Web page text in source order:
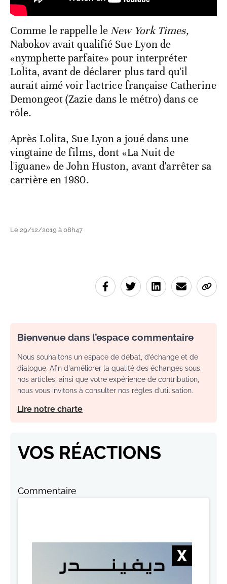
Comme le rappelle le New York Times,
Nabokov avait qualifié Sue Lyon de
«nymphette parfaite» pour interpréter
Lolita, avant de déclarer plus tard qu'il
aurait aimé voir l'actrice française Catherine
Demongeot (Zazie dans le métro) dans ce
rôle.
Après Lolita, Sue Lyon a joué dans une
vingtaine de films, dont «La Nuit de
l'iguane» de John Huston, avant d'arrêter sa
carrière en 1980.
Le 29/12/2019 à 08h47
Bienvenue dans l’espace commentaire
Nous souhaitons un espace de débat, d’échange et de
dialogue. Afin d'améliorer la qualité des échanges sous
nos articles, ainsi que votre expérience de contribution,
nous vous invitons à consulter nos règles d’utilisation.
Lire notre charte
VOS RÉACTIONS
Commentaire